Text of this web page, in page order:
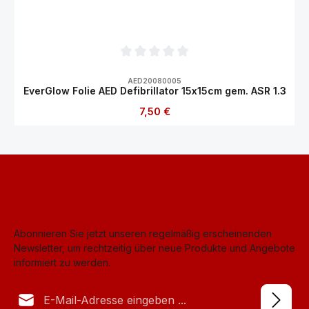
AED20080005
EverGlow Folie AED Defibrillator 15x15cm gem. ASR 1.3
Regulärer Preis:
7,50 €
Abonnieren Sie jetzt unseren regelmäßig erscheinenden
Newsletter, um rechtzeitig über neue Produkte und Angebote
informiert zu werden.